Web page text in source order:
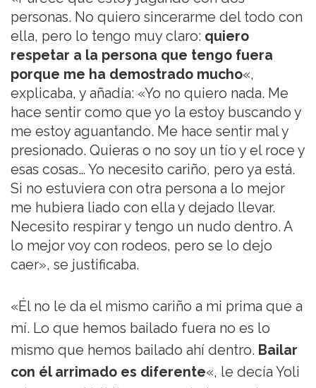
personas. No quiero sincerarme del todo con
ella, pero lo tengo muy claro: quiero
respetar a la persona que tengo fuera
porque me ha demostrado mucho«,
explicaba, y añadía: «Yo no quiero nada. Me
hace sentir como que yo la estoy buscando y
me estoy aguantando. Me hace sentir mal y
presionado. Quieras o no soy un tío y el roce y
esas cosas… Yo necesito cariño, pero ya está.
Si no estuviera con otra persona a lo mejor
me hubiera liado con ella y dejado llevar.
Necesito respirar y tengo un nudo dentro. A
lo mejor voy con rodeos, pero se lo dejo
caer», se justificaba.
«Él no le da el mismo cariño a mi prima que a
mí. Lo que hemos bailado fuera no es lo
mismo que hemos bailado ahí dentro. Bailar
con él arrimado es diferente«, le decía Yoli